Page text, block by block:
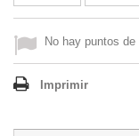
No hay puntos
Imprimir